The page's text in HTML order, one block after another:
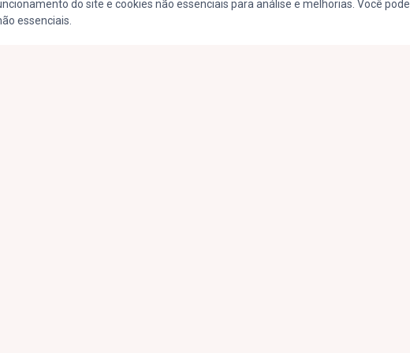
do site e cookies não essenciais para análise e melhorias. Você pode
essenciais.